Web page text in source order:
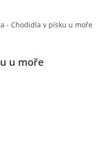
- Chodidla v písku u moře
u moře